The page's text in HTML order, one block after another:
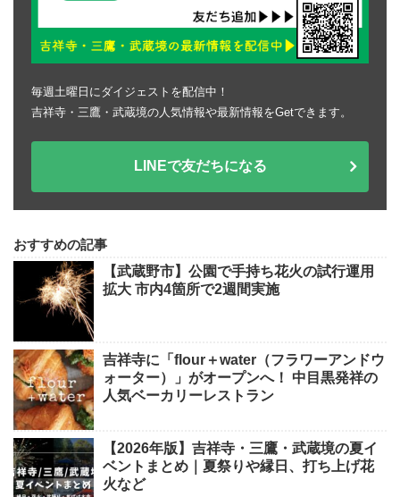
毎週土曜日にダイジェストを配信中！
吉祥寺・三鷹・武蔵境の人気情報や最新情報をGetできます。
LINEで友だちになる
おすすめの記事
【武蔵野市】公園で手持ち花火の試行運用
拡大 市内4箇所で2週間実施
吉祥寺に「flour＋water（フラワーアンドウ
ォーター）」がオープンへ！ 中目黒発祥の
人気ベーカリーレストラン
【2026年版】吉祥寺・三鷹・武蔵境の夏イ
ベントまとめ｜夏祭りや縁日、打ち上げ花
火など